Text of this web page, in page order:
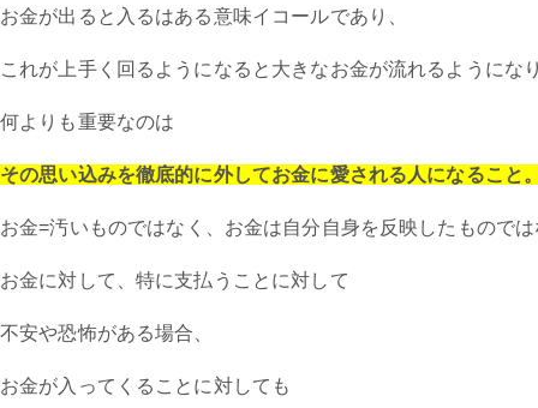
お金が出ると入るはある意味イコールであり、
これが上手く回るようになると大きなお金が流れるようにな
何よりも重要なのは
その思い込みを徹底的に外してお金に愛される人になること
お金=汚いものではなく、お金は自分自身を反映したもので
お金に対して、特に支払うことに対して
不安や恐怖がある場合、
お金が入ってくることに対しても